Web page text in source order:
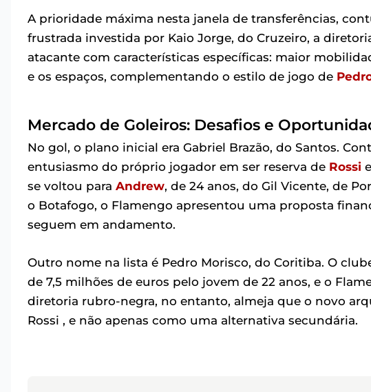
A prioridade máxima nesta janela de transferências,
frustrada investida por Kaio Jorge, do Cruzeiro, a
atacante com características específicas: maior
e os espaços, complementando o estilo de jogo de
Mercado de Goleiros: Desafios e
No gol, o plano inicial era Gabriel Brazão, do Santos.
entusiasmo do próprio jogador em ser reserva de Rossi
se voltou para Andrew, de 24 anos, do Gil Vicente, de
o Botafogo, o Flamengo apresentou uma proposta
seguem em andamento.
Outro nome na lista é Pedro Morisco, do Coritiba. O
de 7,5 milhões de euros pelo jovem de 22 anos, e o
diretoria rubro-negra, no entanto, almeja que o novo
Rossi , e não apenas como uma alternativa secundária.